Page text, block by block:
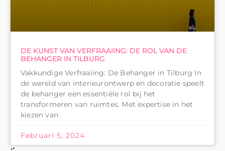
DE KUNST VAN VERFRAAIING: DE ROL VAN DE
BEHANGER IN TILBURG
Vakkundige Verfraaiing: De Behanger in Tilburg In
de wereld van interieurontwerp en decoratie speelt
de behanger een essentiële rol bij het
transformeren van ruimtes. Met expertise in het
kiezen van
Februari 5, 2024